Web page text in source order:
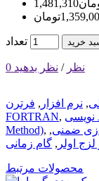
تعداد خرید
0 نظر / نظر بدهید
, نرم افزار , فرترن
FORTRAN, نویسی
Method), ضمنی,
اولر , گام زمانی
محصولات مرتبط